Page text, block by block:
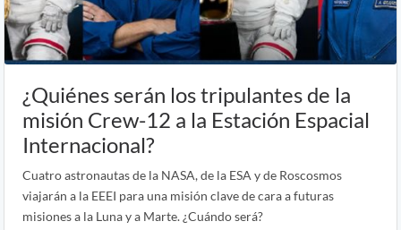
¿Quiénes serán los tripulantes de la
misión Crew-12 a la Estación Espacial
Internacional?
Cuatro astronautas de la NASA, de la ESA y de Roscosmos
viajarán a la EEEI para una misión clave de cara a futuras
misiones a la Luna y a Marte. ¿Cuándo será?